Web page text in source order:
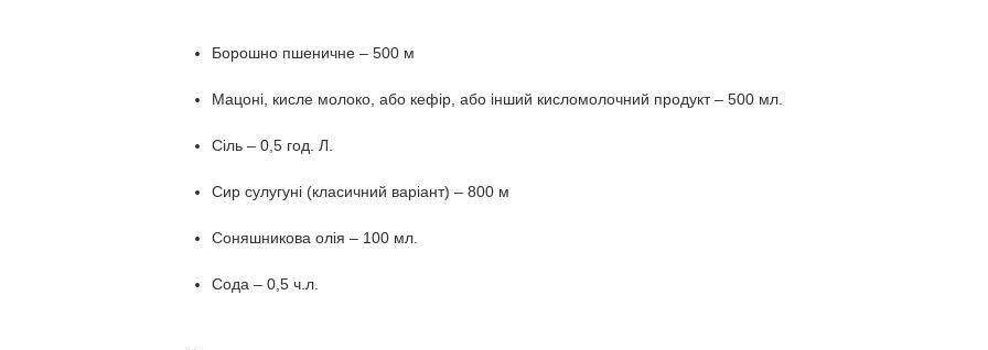
Борошно пшеничне – 500 м
Мацоні, кисле молоко, або кефір, або інший кисломолочний продукт – 500 мл.
Сіль – 0,5 год. Л.
Сир сулугуні (класичний варіант) – 800 м
Соняшникова олія – 100 мл.
Сода – 0,5 ч.л.